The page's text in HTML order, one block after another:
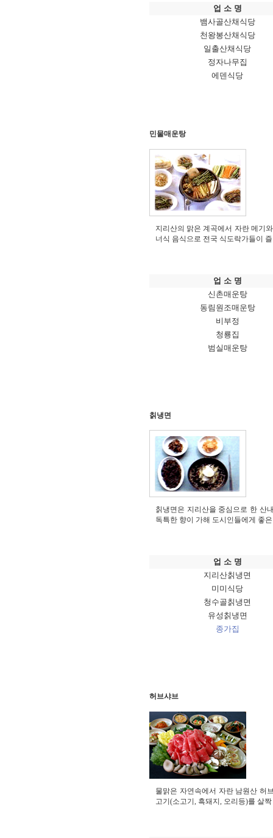
업 소 명
뱀사골산채식당
천왕봉산채식당
일출산채식당
정자나무집
에덴식당
민물매운탕
지리산의 맑은 계곡에서 자란 메기
너식 음식으로 전국 식도락가들이
업 소 명
신촌매운탕
동림원조매운탕
비부정
청룡집
범실매운탕
칡냉면
칡냉면은 지리산을 중심으로 한 산
독특한 향이 가해 도시인들에게 좋
업 소 명
지리산칡냉면
미미식당
청수골칡냉면
유성칡냉면
종가집
허브샤브
물맑은 자연속에서 자란 남원산 허
고기(소고기, 흑돼지, 오리등)를 살